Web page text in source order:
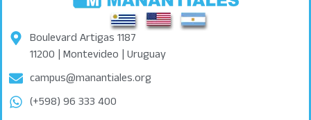
Boulevard Artigas 1187
11200 | Montevideo | Uruguay
campus@manantiales.org
(+598) 96 333 400